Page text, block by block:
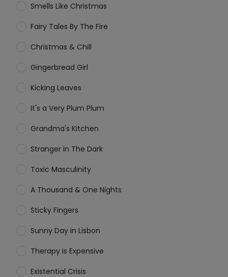
Smells Like Christmas
Fairy Tales By The Fire
Christmas & Chill
Gingerbread Girl
Kicking Leaves
It's a Very Plum Plum
Grandma's Kitchen
Stranger in The Dark
Toxic Masculinity
A Thousand & One Nights
Sticky Fingers
Sunny Day in Lisbon
Therapy is Expensive
Existential Crisis